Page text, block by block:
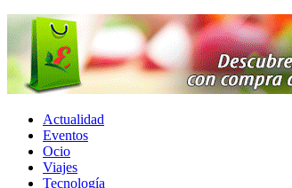
Actualidad
Eventos
Ocio
Viajes
Tecnología